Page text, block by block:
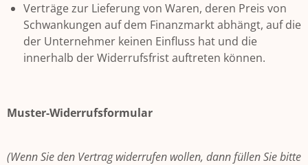
Verträge zur Lieferung von Waren, deren Preis von
Schwankungen auf dem Finanzmarkt abhängt, auf die
der Unternehmer keinen Einfluss hat und die
innerhalb der Widerrufsfrist auftreten können.
Muster-Widerrufsformular
(Wenn Sie den Vertrag widerrufen wollen, dann füllen Sie bitte